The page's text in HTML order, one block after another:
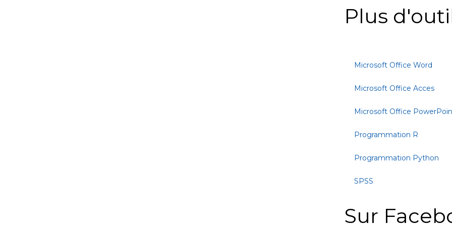
Plus
Microsoft Office Word
Microsoft Office Acces
Microsoft Office
Programmation R
Programmation Python
SPSS
Sur